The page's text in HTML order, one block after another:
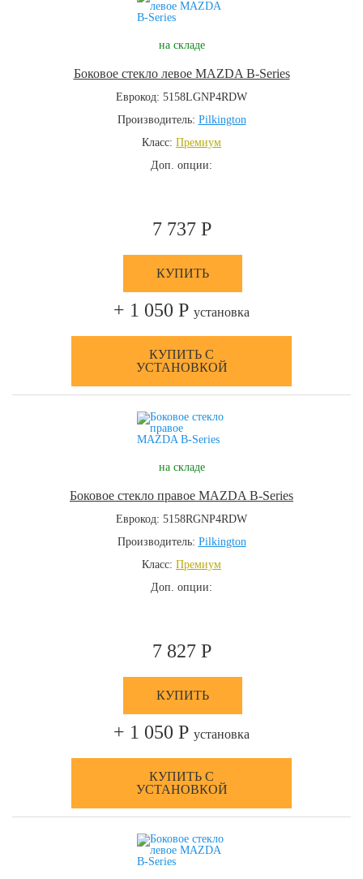
на складе
Боковое стекло левое MAZDA B-Series
Еврокод: 5158LGNP4RDW
Производитель: Pilkington
Класс: Премиум
Доп. опции:
7 737 Р
КУПИТЬ
+ 1 050 Р установка
КУПИТЬ С
УСТАНОВКОЙ
на складе
Боковое стекло правое MAZDA B-Series
Еврокод: 5158RGNP4RDW
Производитель: Pilkington
Класс: Премиум
Доп. опции:
7 827 Р
КУПИТЬ
+ 1 050 Р установка
КУПИТЬ С
УСТАНОВКОЙ